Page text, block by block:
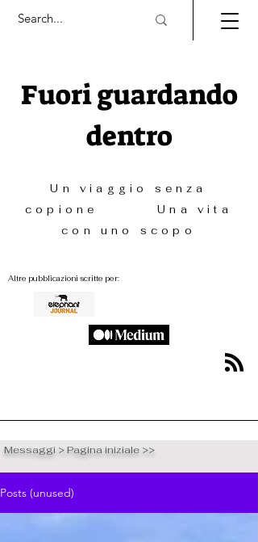
Un viaggio senza
copione Una vita
con uno scopo
Fuori guardando
dentro
Altre pubblicazioni scritte per:
Messaggi > Pagina iniziale >>
Posts (unused)